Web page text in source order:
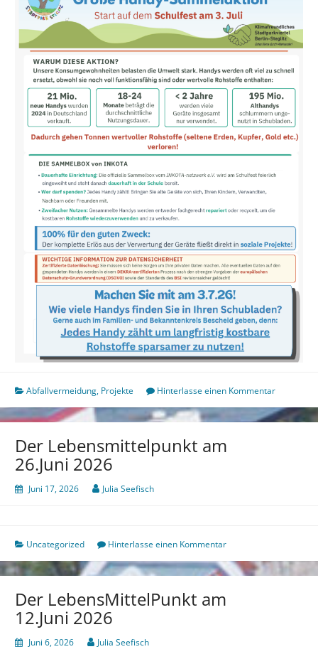
Abfallvermeidung, Projekte Hinterlasse einen Kommentar
Der Lebensmittelpunkt am
26.Juni 2026
Juni 17, 2026 Julia Seefisch
Uncategorized Hinterlasse einen Kommentar
Der LebensMittelPunkt am
12.Juni 2026
Juni 6, 2026 Julia Seefisch